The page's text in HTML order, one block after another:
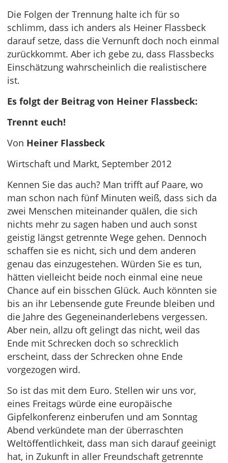
Die Folgen der Trennung halte ich für so
schlimm, dass ich anders als Heiner Flassbeck
darauf setze, dass die Vernunft doch noch einmal
zurückkommt. Aber ich gebe zu, dass Flassbecks
Einschätzung wahrscheinlich die realistischere
ist.
Es folgt der Beitrag von Heiner Flassbeck:
Trennt euch!
Von Heiner Flassbeck
Wirtschaft und Markt, September 2012
Kennen Sie das auch? Man trifft auf Paare, wo
man schon nach fünf Minuten weiß, dass sich da
zwei Menschen miteinander quälen, die sich
nichts mehr zu sagen haben und auch sonst
geistig längst getrennte Wege gehen. Dennoch
schaffen sie es nicht, sich und dem anderen
genau das einzugestehen. Würden Sie es tun,
hätten vielleicht beide noch einmal eine neue
Chance auf ein bisschen Glück. Auch könnten sie
bis an ihr Lebensende gute Freunde bleiben und
die Jahre des Gegeneinanderlebens vergessen.
Aber nein, allzu oft gelingt das nicht, weil das
Ende mit Schrecken doch so schrecklich
erscheint, dass der Schrecken ohne Ende
vorgezogen wird.
So ist das mit dem Euro. Stellen wir uns vor,
eines Freitags würde eine europäische
Gipfelkonferenz einberufen und am Sonntag
Abend verkündete man der überraschten
Weltöffentlichkeit, dass man sich darauf geeinigt
hat, in Zukunft in aller Freundschaft getrennte